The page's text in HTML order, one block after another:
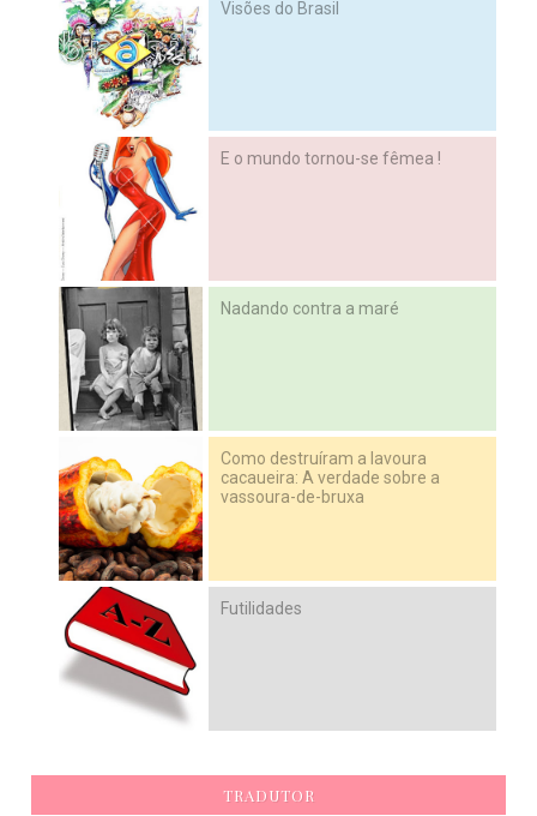
Visões do Brasil
E o mundo tornou-se fêmea !
Nadando contra a maré
Como destruíram a lavoura
cacaueira: A verdade sobre a
vassoura-de-bruxa
Futilidades
TRADUTOR